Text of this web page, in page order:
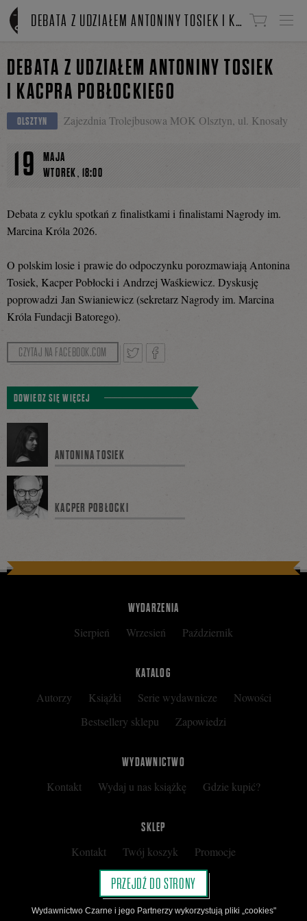
Linki do przejścia
DEBATA Z UDZIAŁEM ANTONINY TOSIEK I KACPRA POBŁOCKIEGO
DEBATA Z UDZIAŁEM ANTONINY TOSIEK
I KACPRA POBŁOCKIEGO
OLSZTYN Zajezdnia Trolejbusowa MOK Olsztyn, ul. Knosały
19
MAJA
WTOREK, 18:00
Debata z cyklu spotkań z finalistkami i finalistami Nagrody im.
Marcina Króla 2026.
O polskim losie i prawie do odpoczynku porozmawiają Antonina
Tosiek, Kacper Pobłocki i Andrzej Waśkiewicz. Dyskusję
poprowadzi Jan Swianiewicz (sekretarz Nagrody im. Marcina
Króla Fundacji Batorego).
CZYTAJ NA FACEBOOK.COM
TweetnijPodziel
DOWIEDZ SIĘ WIĘCEJ
ANTONINA TOSIEK
KACPER POBŁOCKI
WYDARZENIA
Sierpień Wrzesień Październik
KATALOG
Autorzy Książki Serie wydawnicze
Nowości
Bestsellery sklepu
Zapowiedzi
WYDAWNICTWO
Kontakt Wydaj u nas książkę Gdzie kupić?
SKLEP
Kontakt Twój koszyk
Promocje
Kup kartę podarunkową
Nota prawna
Regulamin
Polityka prywatności
PRZEJDŹ DO STRONY
Wydawnictwo Czarne i jego Partnerzy wykorzystują pliki „cookies"